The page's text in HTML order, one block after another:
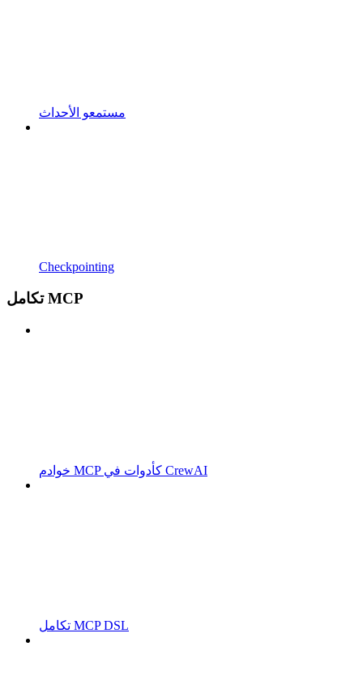
مستمعو الأحداث
Checkpointing
تكامل MCP
خوادم MCP كأدوات في CrewAI
تكامل MCP DSL